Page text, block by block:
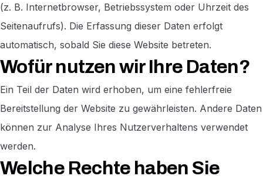
(z. B. Internetbrowser, Betriebssystem oder Uhrzeit des
Seitenaufrufs). Die Erfassung dieser Daten erfolgt
automatisch, sobald Sie diese Website betreten.
Wofür nutzen wir Ihre Daten?
Ein Teil der Daten wird erhoben, um eine fehlerfreie
Bereitstellung der Website zu gewährleisten. Andere Daten
können zur Analyse Ihres Nutzerverhaltens verwendet
werden.
Welche Rechte haben Sie